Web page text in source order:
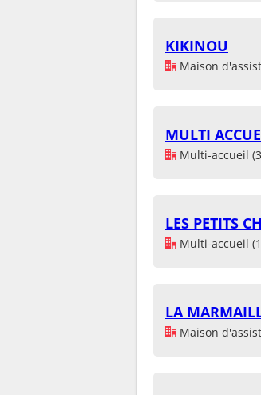
KIKINOU
Maison
MULTI
Multi-accueil
LES PETITS
Multi-accueil
LA
Maison